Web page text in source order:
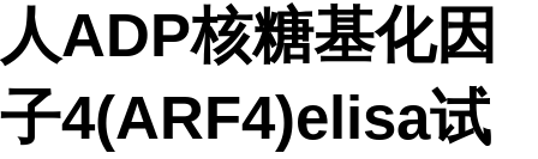
人ADP核糖基化因
子4(ARF4)elisa试